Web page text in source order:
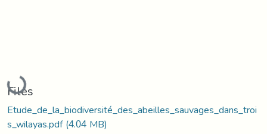
Loading...
Files
Etude_de_la_biodiversité_des_abeilles_sauvages_dans_troi
s_wilayas.pdf(4.04 MB)